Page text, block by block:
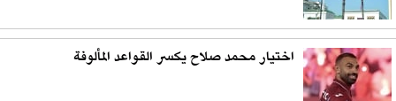
اختيار محمد صلاح يكسر القواعد المألوفة